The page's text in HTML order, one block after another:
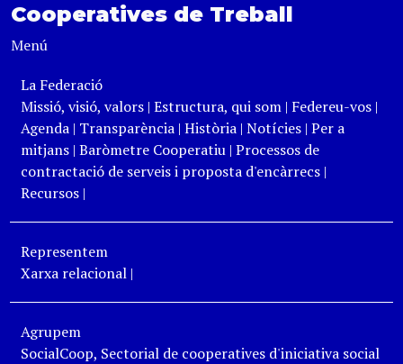
Cooperatives de Treball
Menú
La Federació
Missió, visió, valors| Estructura, qui som| Federeu-vos|
Agenda | Transparència| Història| Notícies | Per a
mitjans| Baròmetre Cooperatiu| Processos de
contractació de serveis i proposta d'encàrrecs|
Recursos|
Representem
Xarxa relacional|
Agrupem
SocialCoop, Sectorial de cooperatives d'iniciativa social